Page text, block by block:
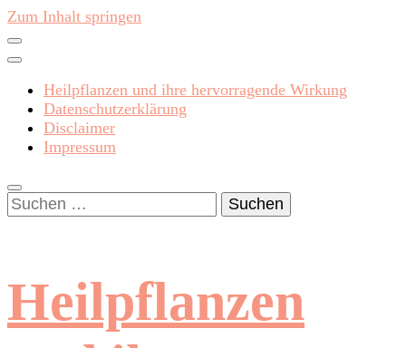
Zum Inhalt springen
Heilpflanzen und ihre hervorragende Wirkung
Datenschutzerklärung
Disclaimer
Impressum
Suchen
nach:
Heilpflanzen